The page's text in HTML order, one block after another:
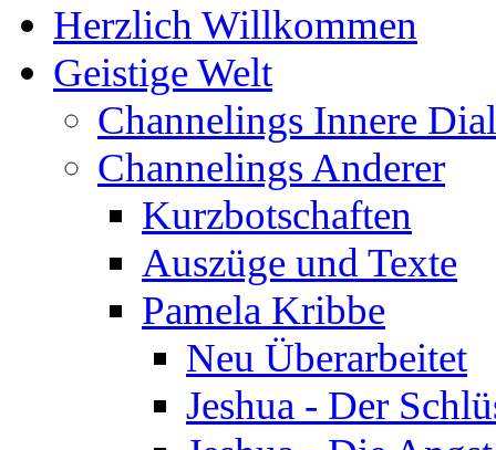
Herzlich Willkommen
Geistige Welt
Channelings Innere
Channelings Anderer
Kurzbotschaften
Auszüge und Texte
Pamela Kribbe
Neu Überarbeitet
Jeshua - Der